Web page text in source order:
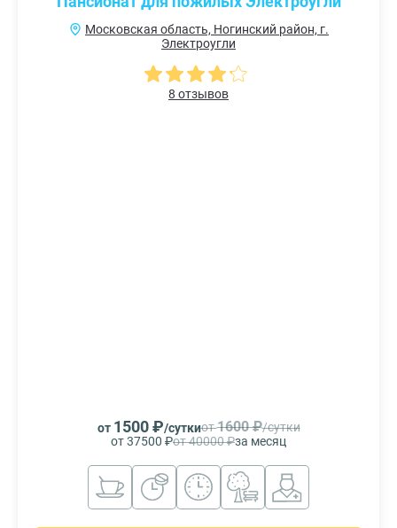
Московская область, Ногинский район, г.
Электроугли
8 отзывов
от 1500 ₽/суткиот1600 ₽/сутки
от 37500 ₽от 40000 ₽за месяц